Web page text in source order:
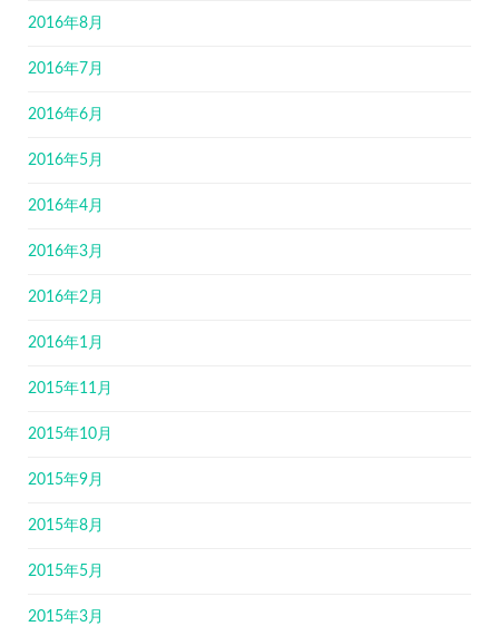
2016年8月
2016年7月
2016年6月
2016年5月
2016年4月
2016年3月
2016年2月
2016年1月
2015年11月
2015年10月
2015年9月
2015年8月
2015年5月
2015年3月